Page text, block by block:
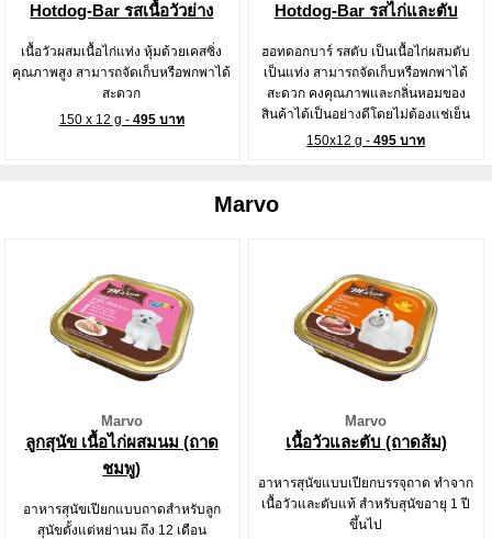
Hotdog-Bar รสเนื้อวัวย่าง
เนื้อวัวผสมเนื้อไก่แท่ง หุ้มด้วยเคสซิ่ง
คุณภาพสูง สามารถจัดเก็บหรือพกพาได้
สะดวก
150 x 12 g - 495 บาท
Hotdog-Bar รสไก่และตับ
ฮอทดอกบาร์ รสตับ เป็นเนื้อไก่ผสมตับ
เป็นแท่ง สามารถจัดเก็บหรือพกพาได้
สะดวก คงคุณภาพและกลิ่นหอมของ
สินค้าได้เป็นอย่างดีโดยไม่ต้องแช่เย็น
150x12 g -495 บาท
Marvo
Marvo
ลูกสุนัข เนื้อไก่ผสมนม (ถาด
ชมพู)
อาหารสุนัขเปียกแบบถาดสำหรับลูก
สุนัขตั้งแต่หย่านม ถึง 12 เดือน
Marvo
เนื้อวัวและตับ (ถาดส้ม)
อาหารสุนัขแบบเปียกบรรจุถาด ทำจาก
เนื้อวัวและตับแท้ สำหรับสุนัขอายุ 1 ปี
ขึ้นไป